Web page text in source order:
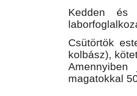
Kedden és
Csütörtök
kolbász),
Amennyiben
magatokkal